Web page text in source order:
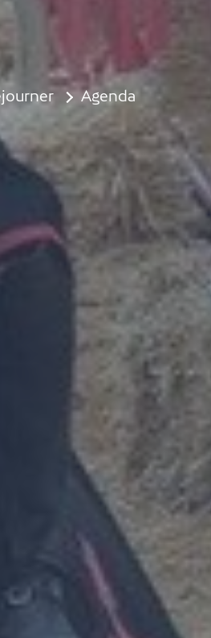
Agenda